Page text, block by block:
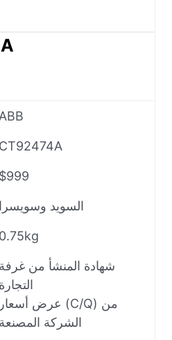
ABB
CT92474A
$999
السويد وسويسرا
0.75kg
شهادة المنشأ من غرفة
التجارة
عرض أسعار (C/Q) من
الشركة المصنعة